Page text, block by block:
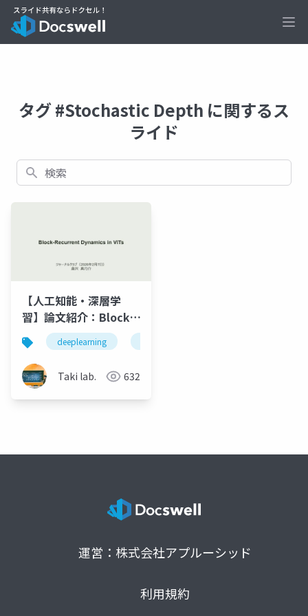
タグ #Stochastic Depth に関するス
ライド
検索
【人工知能・深層学
習】論文紹介：Block-
Recurrent Dynamics
in Vision
Transformers
deeplearning
Taki lab. 632
運営：株式会社アプルーシッド
利用規約